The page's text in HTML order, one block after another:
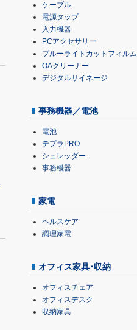
ケーブル
電源タップ
入力機器
PCアクセサリー
ブルーライトカットフィルム
OAクリーナー
デジタルサイネージ
事務機器／電池
電池
テプラPRO
シュレッダー
事務機器
家電
ヘルスケア
調理家電
オフィス家具･収納
オフィスチェア
オフィスデスク
収納家具